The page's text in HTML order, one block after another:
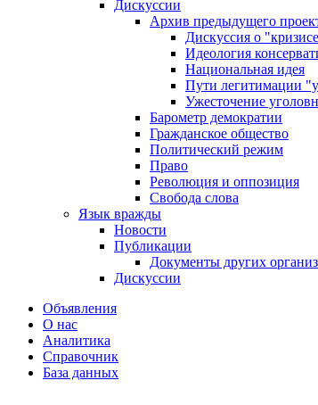
Дискуссии
Архив предыдущего
Дискуссия о
Идеология
Национальная идея
Пути легитимации
Ужесточение
Барометр демократии
Гражданское общество
Политический режим
Право
Революция и оппозиция
Свобода слова
Язык вражды
Новости
Публикации
Документы других
Дискуссии
Объявления
О нас
Аналитика
Справочник
База данных